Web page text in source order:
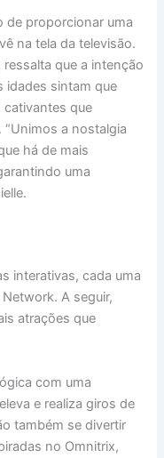
de proporcionar uma
na tela da televisão.
ressalta que a intenção
idades sintam que
cativantes que
a nostalgia
há de mais
uma
interativas, cada uma
A seguir,
atrações que
com uma
e realiza giros de
também se divertir
no Omnitrix,